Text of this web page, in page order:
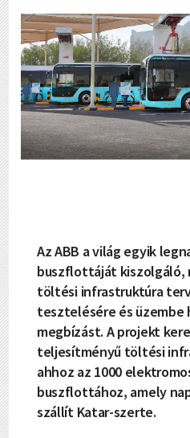
Az ABB a világ egyik
buszflottáját kiszolgáló,
töltési infrastruktúra
tesztelésére és
megbízást. A projekt
teljesítményű töltési
ahhoz az 1000
buszflottához, amely
szállít Katar-szerte.